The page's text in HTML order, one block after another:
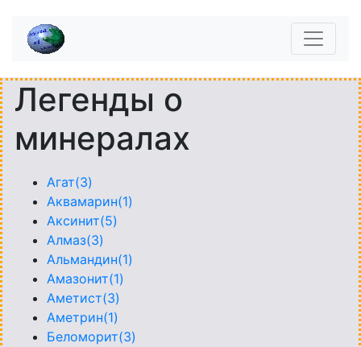
Легенды о
минералах
Агат(3)
Аквамарин(1)
Аксинит(5)
Алмаз(3)
Альмандин(1)
Амазонит(1)
Аметист(3)
Аметрин(1)
Беломорит(3)